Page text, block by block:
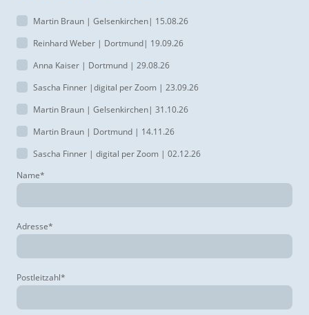
Martin Braun | Gelsenkirchen| 15.08.26
Reinhard Weber | Dortmund| 19.09.26
Anna Kaiser | Dortmund | 29.08.26
Sascha Finner |digital per Zoom | 23.09.26
Martin Braun | Gelsenkirchen| 31.10.26
Martin Braun | Dortmund | 14.11.26
Sascha Finner | digital per Zoom | 02.12.26
Name*
Adresse*
Postleitzahl*